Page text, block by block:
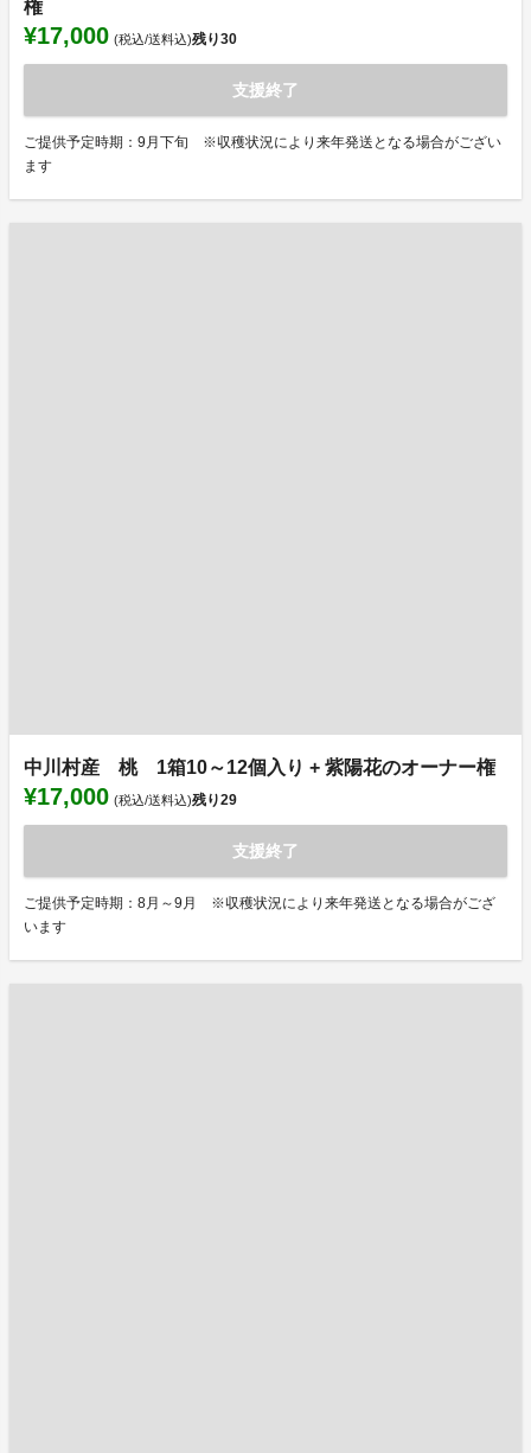
権
¥17,000 (税込/送料込)残り30
支援終了
ご提供予定時期：9月下旬 ※収穫状況により来年発送となる場合がござい
ます
中川村産 桃 1箱10～12個入り + 紫陽花のオーナー権
¥17,000 (税込/送料込)残り29
支援終了
ご提供予定時期：8月～9月 ※収穫状況により来年発送となる場合がござ
います